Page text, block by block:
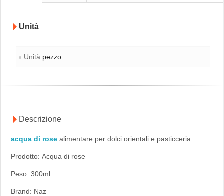
Unità
Unità:pezzo
Descrizione
acqua di rose alimentare per dolci orientali e pasticceria
Prodotto: Acqua di rose
Peso: 300ml
Brand: Naz